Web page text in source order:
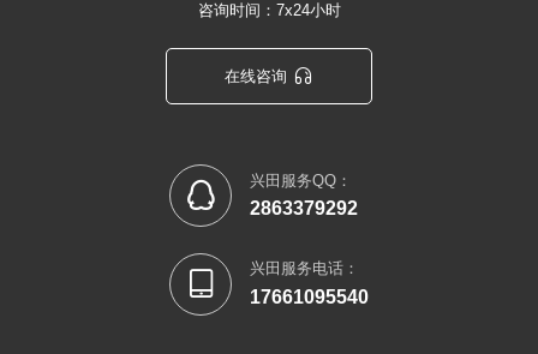
咨询时间：7x24小时
在线咨询 
 兴田服务QQ：
2863379292
 兴田服务电话：
17661095540